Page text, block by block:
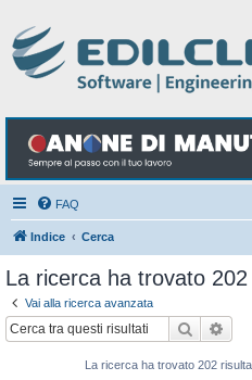
FAQ
Indice Cerca
La ricerca ha trovato
Vai alla ricerca avanzata
Cerca
La ricerca ha trovato 202